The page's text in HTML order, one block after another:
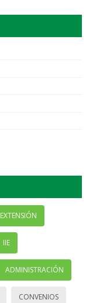
EXTENSIÓN
IIE
ADMINISTRACIÓN
CONVENIOS